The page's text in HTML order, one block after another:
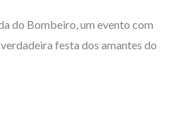
do Bombeiro, um evento com
festa dos amantes do